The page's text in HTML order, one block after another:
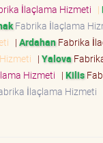
İlaçlama Hizmeti |
Fabrika İlaçlama
| ArdahanFabrika
| Yalova
Hizmeti | Kilis
İlaçlama Hizmeti